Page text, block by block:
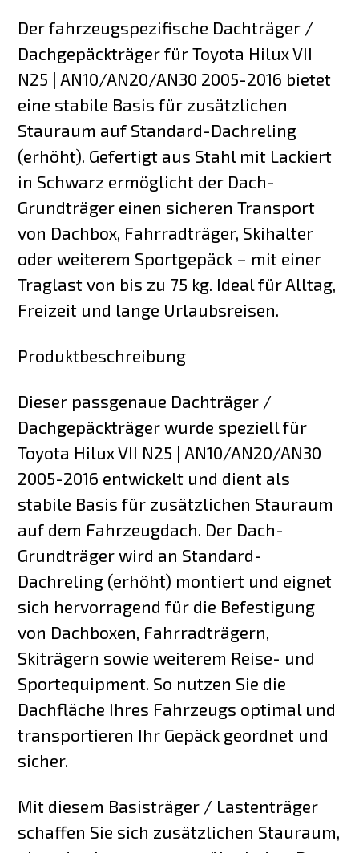
Der fahrzeugspezifische Dachträger /
Dachgepäckträger für Toyota Hilux VII
N25 | AN10/AN20/AN30 2005-2016 bietet
eine stabile Basis für zusätzlichen
Stauraum auf Standard-Dachreling
(erhöht). Gefertigt aus Stahl mit Lackiert
in Schwarz ermöglicht der Dach-
Grundträger einen sicheren Transport
von Dachbox, Fahrradträger, Skihalter
oder weiterem Sportgepäck – mit einer
Traglast von bis zu 75 kg. Ideal für Alltag,
Freizeit und lange Urlaubsreisen.
Produktbeschreibung
Dieser passgenaue Dachträger /
Dachgepäckträger wurde speziell für
Toyota Hilux VII N25 | AN10/AN20/AN30
2005-2016 entwickelt und dient als
stabile Basis für zusätzlichen Stauraum
auf dem Fahrzeugdach. Der Dach-
Grundträger wird an Standard-
Dachreling (erhöht) montiert und eignet
sich hervorragend für die Befestigung
von Dachboxen, Fahrradträgern,
Skiträgern sowie weiterem Reise- und
Sportequipment. So nutzen Sie die
Dachfläche Ihres Fahrzeugs optimal und
transportieren Ihr Gepäck geordnet und
sicher.
Mit diesem Basisträger / Lastenträger
schaffen Sie sich zusätzlichen Stauraum,